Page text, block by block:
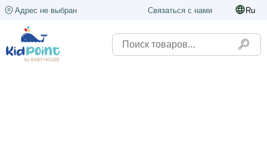
Адрес не выбран Связаться с нами Ru